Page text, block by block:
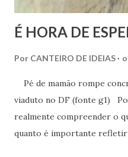
É HORA DE
Por CANTEIRO DE IDEIAS
Pé de mamão rompe
viaduto no DF (fonte g1)
realmente compreender o
quanto é importante